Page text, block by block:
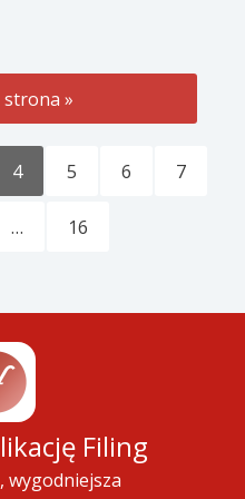
»
4 5 6 7
… 16
Filing
wygodniejsza